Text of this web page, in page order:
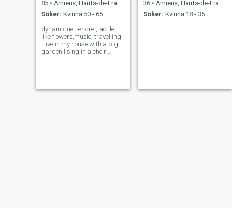
85 • Amiens, Hauts-de-France, Frankrike
Söker: Kvinna 50 - 65
dynamique, tendre ,tactile , I
like flowers,music, travelling.
I live in my house with a big
garden I sing in a choir
36 • Amiens, Hauts-de-France, Frankrike
Söker: Kvinna 18 - 35